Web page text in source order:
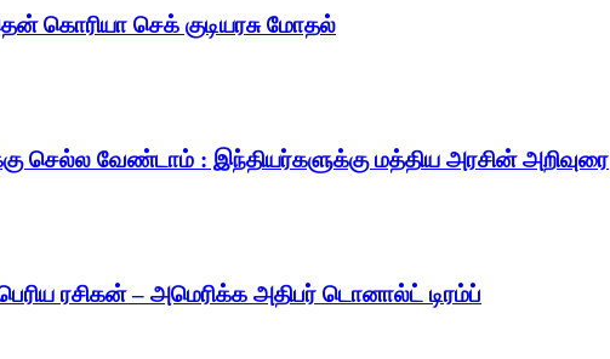
கொரியா செக் குடியரசு மோதல்
செல்ல வேண்டாம் : இந்தியர்களுக்கு மத்திய அரசின் அறிவுரை
ரசிகன் – அமெரிக்க அதிபர் டொனால்ட் டிரம்ப்